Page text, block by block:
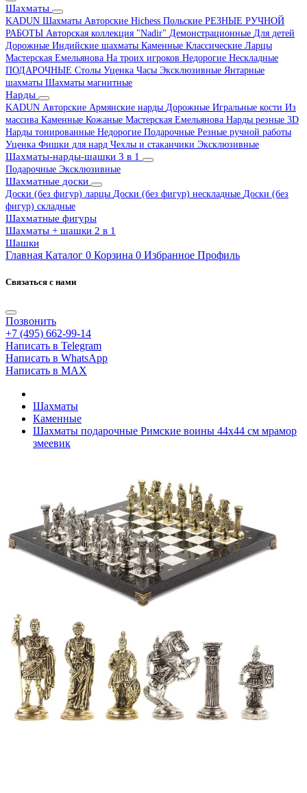
Шахматы
KADUN Шахматы Авторские Hichess Польские РЕЗНЫЕ РУЧНОЙ
РАБОТЫ Авторская коллекция "Nadir" Демонстрационные Для детей
Дорожные Индийские шахматы Каменные Классические Ларцы
Мастерская Емельянова На троих игроков Недорогие Нескладные
ПОДАРОЧНЫЕ Столы Уценка Часы Эксклюзивные Янтарные
шахматы Шахматы магнитные
Нарды
KADUN Авторские Армянские нарды Дорожные Игральные кости Из
массива Каменные Кожаные Мастерская Емельянова Нарды резные 3D
Нарды тонированные Недорогие Подарочные Резные ручной работы
Уценка Фишки для нард Чехлы и стаканчики Эксклюзивные
Шахматы-нарды-шашки 3 в 1
Подарочные Эксклюзивные
Шахматные доски
Доски (без фигур) ларцы Доски (без фигур) нескладные Доски (без
фигур) складные
Шахматные фигуры
Шахматы + шашки 2 в 1
Шашки
Главная Каталог 0 Корзина 0 Избранное Профиль
Связаться с нами
Позвонить
+7 (495) 662-99-14
Написать в Telegram
Написать в WhatsApp
Написать в MAX
Шахматы
Каменные
Шахматы подарочные Римские воины 44х44 см мрамор
змеевик